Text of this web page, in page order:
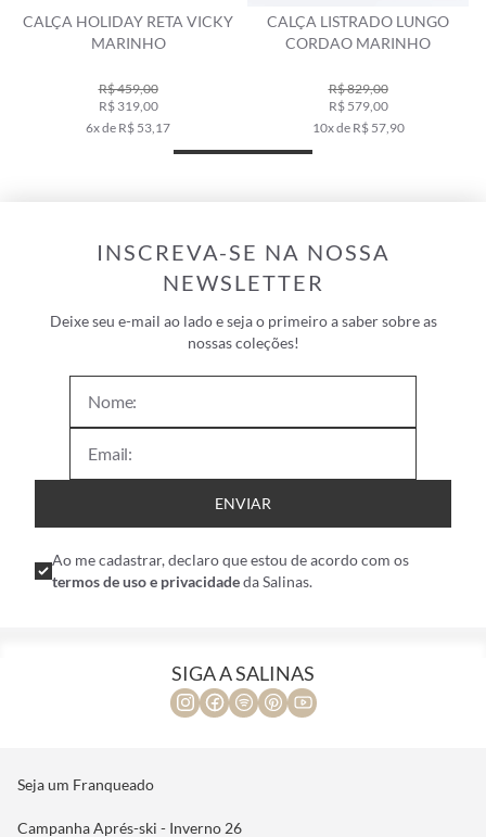
CALÇA HOLIDAY RETA VICKY
MARINHO
R$ 459,00
R$ 319,00
6x de R$ 53,17
CALÇA LISTRADO LUNGO
CORDAO MARINHO
R$ 829,00
R$ 579,00
10x de R$ 57,90
INSCREVA-SE NA NOSSA
NEWSLETTER
Deixe seu e-mail ao lado e seja o primeiro a saber sobre as
nossas coleções!
ENVIAR
Ao me cadastrar, declaro que estou de acordo com os
termos de uso e privacidadeda Salinas.
SIGA A SALINAS
Seja um Franqueado
Campanha Aprés-ski - Inverno 26